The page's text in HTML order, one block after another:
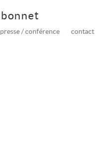
bonnet
presse / conférence contact